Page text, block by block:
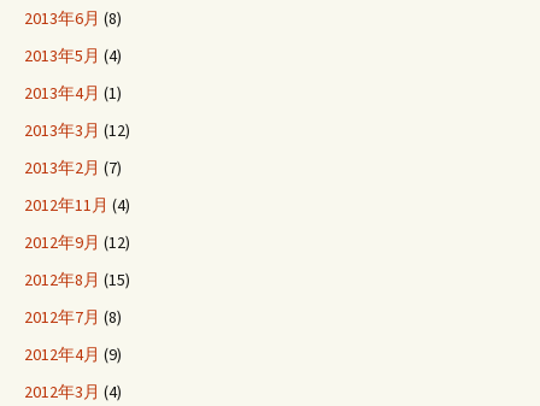
2013年6月 (8)
2013年5月 (4)
2013年4月 (1)
2013年3月 (12)
2013年2月 (7)
2012年11月 (4)
2012年9月 (12)
2012年8月 (15)
2012年7月 (8)
2012年4月 (9)
2012年3月 (4)